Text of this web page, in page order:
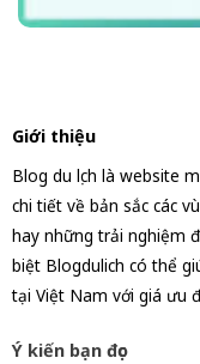
Giới thiệu
Blog du lịch là website
chi tiết về bản sắc các
hay những trải nghiệm
biệt Blogdulich có thể
tại Việt Nam với giá ưu
Ý kiến bạn đọc